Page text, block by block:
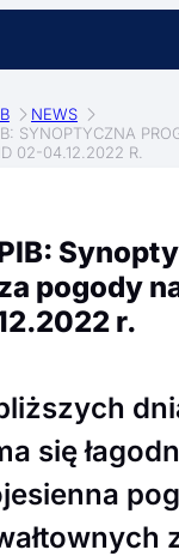
NEWS
SYNOPTYCZNA
02-04.12.2022 R.
pogody
r.
się